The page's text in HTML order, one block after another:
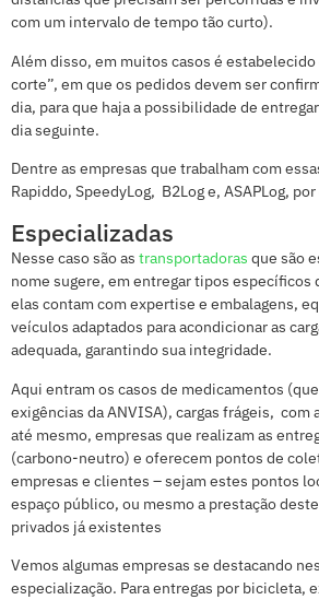
com um intervalo de tempo tão curto).
Além disso, em muitos casos é estabelecido
corte”, em que os pedidos devem ser
dia, para que haja a possibilidade de
dia seguinte.
Dentre as empresas que trabalham com
Rapiddo, SpeedyLog, B2Log e, ASAPLog,
Especializadas
Nesse caso são as transportadoras que são
nome sugere, em entregar tipos específicos
elas contam com expertise e embalagens,
veículos adaptados para acondicionar as
adequada, garantindo sua integridade.
Aqui entram os casos de medicamentos
exigências da ANVISA), cargas frágeis, com
até mesmo, empresas que realizam as
(carbono-neutro) e oferecem pontos de
empresas e clientes – sejam estes pontos
espaço público, ou mesmo a prestação
privados já existentes
Vemos algumas empresas se destacando
especialização. Para entregas por bicicleta,